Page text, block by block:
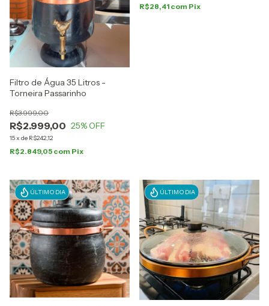
Filtro de Água 35 Litros -
Torneira Passarinho
R$2.999,00
R$3.999,00
25% OFF
15x de R$242,12
R$2.849,05 com Pix
R$28,41 com Pix
ÚLTIMO DIA ÚLTIMO DIA